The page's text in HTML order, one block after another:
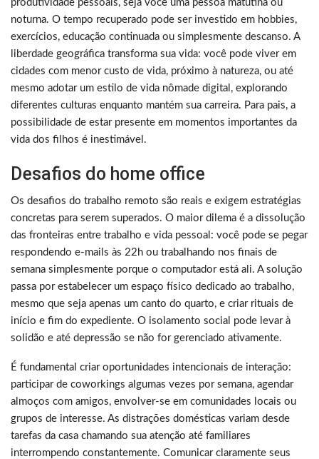
produtividade pessoais, seja você uma pessoa matutina ou
noturna. O tempo recuperado pode ser investido em hobbies,
exercícios, educação continuada ou simplesmente descanso. A
liberdade geográfica transforma sua vida: você pode viver em
cidades com menor custo de vida, próximo à natureza, ou até
mesmo adotar um estilo de vida nômade digital, explorando
diferentes culturas enquanto mantém sua carreira. Para pais, a
possibilidade de estar presente em momentos importantes da
vida dos filhos é inestimável.
Desafios do home office
Os desafios do trabalho remoto são reais e exigem estratégias
concretas para serem superados. O maior dilema é a dissolução
das fronteiras entre trabalho e vida pessoal: você pode se pegar
respondendo e-mails às 22h ou trabalhando nos finais de
semana simplesmente porque o computador está ali. A solução
passa por estabelecer um espaço físico dedicado ao trabalho,
mesmo que seja apenas um canto do quarto, e criar rituais de
início e fim do expediente. O isolamento social pode levar à
solidão e até depressão se não for gerenciado ativamente.
É fundamental criar oportunidades intencionais de interação:
participar de coworkings algumas vezes por semana, agendar
almoços com amigos, envolver-se em comunidades locais ou
grupos de interesse. As distrações domésticas variam desde
tarefas da casa chamando sua atenção até familiares
interrompendo constantemente. Comunicar claramente seus